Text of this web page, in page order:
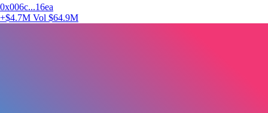
0x006c...16ea
+$4.7M Vol $64.9M